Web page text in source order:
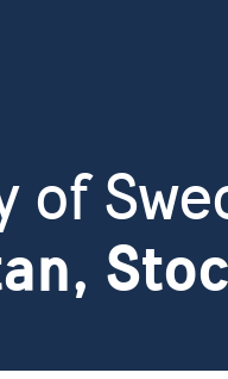
of